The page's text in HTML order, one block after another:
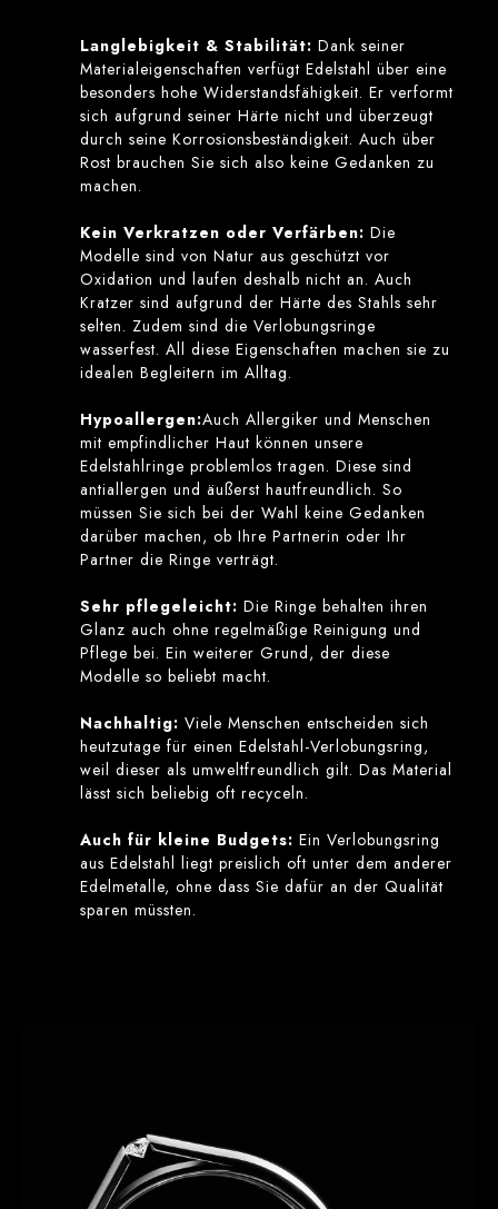
Langlebigkeit & Stabilität: Dank seiner
Materialeigenschaften verfügt Edelstahl über eine
besonders hohe Widerstandsfähigkeit. Er verformt
sich aufgrund seiner Härte nicht und überzeugt
durch seine Korrosionsbeständigkeit. Auch über
Rost brauchen Sie sich also keine Gedanken zu
machen.
Kein Verkratzen oder Verfärben: Die
Modelle sind von Natur aus geschützt vor
Oxidation und laufen deshalb nicht an. Auch
Kratzer sind aufgrund der Härte des Stahls sehr
selten. Zudem sind die Verlobungsringe
wasserfest. All diese Eigenschaften machen sie zu
idealen Begleitern im Alltag.
Hypoallergen:Auch Allergiker und Menschen
mit empfindlicher Haut können unsere
Edelstahlringe problemlos tragen. Diese sind
antiallergen und äußerst hautfreundlich. So
müssen Sie sich bei der Wahl keine Gedanken
darüber machen, ob Ihre Partnerin oder Ihr
Partner die Ringe verträgt.
Sehr pflegeleicht: Die Ringe behalten ihren
Glanz auch ohne regelmäßige Reinigung und
Pflege bei. Ein weiterer Grund, der diese
Modelle so beliebt macht.
Nachhaltig: Viele Menschen entscheiden sich
heutzutage für einen Edelstahl-Verlobungsring,
weil dieser als umweltfreundlich gilt. Das Material
lässt sich beliebig oft recyceln.
Auch für kleine Budgets: Ein Verlobungsring
aus Edelstahl liegt preislich oft unter dem anderer
Edelmetalle, ohne dass Sie dafür an der Qualität
sparen müssten.